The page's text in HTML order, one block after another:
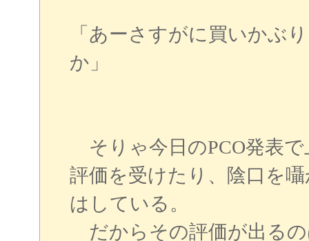
「あーさすがに買いかぶ
か」
そりゃ今日のPCO発表
評価を受けたり、陰口を
はしている。
だからその評価が出る